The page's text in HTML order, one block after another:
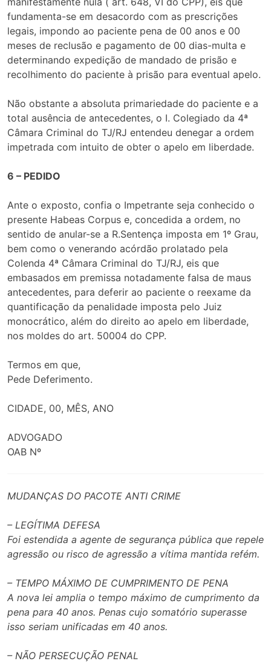
fundamenta-se em desacordo com as prescrições
legais, impondo ao paciente pena de 00 anos e 00
meses de reclusão e pagamento de 00 dias-multa e
determinando expedição de mandado de prisão e
recolhimento do paciente à prisão para eventual apelo.
Não obstante a absoluta primariedade do paciente e a
total ausência de antecedentes, o I. Colegiado da 4ª
Câmara Criminal do TJ/RJ entendeu denegar a ordem
impetrada com intuito de obter o apelo em liberdade.
6 – PEDIDO
Ante o exposto, confia o Impetrante seja conhecido o
presente Habeas Corpus e, concedida a ordem, no
sentido de anular-se a R.Sentença imposta em 1º Grau,
bem como o venerando acórdão prolatado pela
Colenda 4ª Câmara Criminal do TJ/RJ, eis que
embasados em premissa notadamente falsa de maus
antecedentes, para deferir ao paciente o reexame da
quantificação da penalidade imposta pelo Juiz
monocrático, além do direito ao apelo em liberdade,
nos moldes do art. 50004 do CPP.
Termos em que,
Pede Deferimento.
CIDADE, 00, MÊS, ANO
ADVOGADO
OAB Nº
MUDANÇAS DO PACOTE ANTI CRIME
– LEGÍTIMA DEFESA
Foi estendida a agente de segurança pública que repele
agressão ou risco de agressão a vítima mantida refém.
– TEMPO MÁXIMO DE CUMPRIMENTO DE PENA
A nova lei amplia o tempo máximo de cumprimento da
pena para 40 anos. Penas cujo somatório superasse
isso seriam unificadas em 40 anos.
– NÃO PERSECUÇÃO PENAL